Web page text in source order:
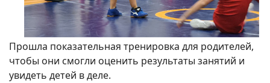
Прошла показательная тренировка для родителей,
чтобы они смогли оценить результаты занятий и
увидеть детей в деле.